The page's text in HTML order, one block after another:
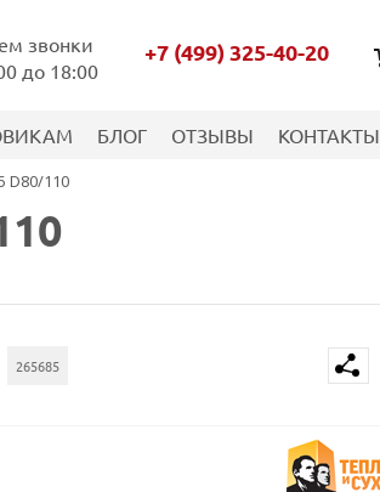
звонки
до 18:00
+7 (499) 325-40-20
БЛОГ ОТЗЫВЫ КОНТАКТЫ
D80/110
265685